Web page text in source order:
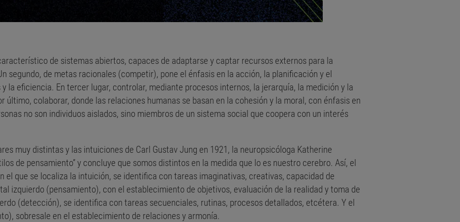
de sistemas abiertos, capaces de adaptarse y captar recursos externos para la
segundo, de metas racionales (competir), pone el énfasis en la acción, la planificación y el
la eficiencia. En tercer lugar, controlar, mediante procesos internos, la jerarquía, la medición y la
último, colaborar, donde las relaciones humanas se basan en la cohesión y la moral, con énfasis en
no son individuos aislados, sino miembros de un sistema social que coopera con un interés
muy distintas y las intuiciones de Carl Gustav Jung en 1921, la neuropsicóloga Katherine
de pensamiento” y concluye que somos distintos en la medida que lo es nuestro cerebro. Así, el
el que se localiza la intuición, se identifica con tareas imaginativas, creativas, capacidad de
izquierdo (pensamiento), con el establecimiento de objetivos, evaluación de la realidad y toma de
(detección), se identifica con tareas secuenciales, rutinas, procesos detallados, etcétera. Y el
sobresale en el establecimiento de relaciones y armonía.